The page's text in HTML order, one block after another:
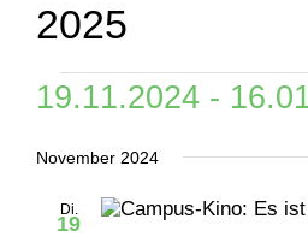
2025
19.11.2024 -
wählen.
November 2024
Di.
19